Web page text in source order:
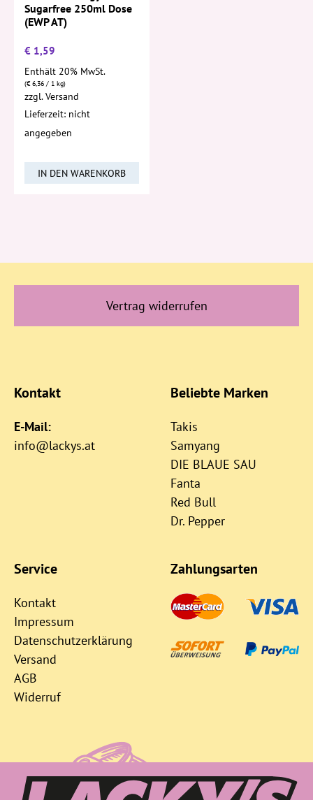
Sugarfree 250ml Dose
(EWP AT)
€ 1,59
Enthält 20% MwSt.
(€6,36 / 1 kg)
zzgl.Versand
Lieferzeit: nicht
angegeben
IN DEN WARENKORB
Vertrag widerrufen
Kontakt
E-Mail:
info@lackys.at
Beliebte Marken
Takis
Samyang
DIE BLAUE SAU
Fanta
Red Bull
Dr. Pepper
Service
Kontakt
Impressum
Datenschutzerklärung
Versand
AGB
Widerruf
Zahlungsarten